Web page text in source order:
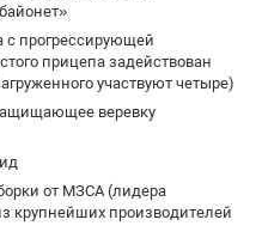
с прогрессирующей
прицепа задействован
участвуют четыре)
веревку
от МЗСА (лидера
крупнейших производителей